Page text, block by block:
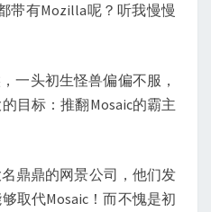
带有Mozilla呢？听我慢慢
一头初生怪兽偏偏不服，
目标：推翻Mosaic的霸主
鼎鼎的网景公司，他们发
取代Mosaic！而不愧是初